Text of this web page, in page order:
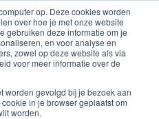
op. Deze cookies worden
over hoe je met onze website
gebruiken deze informatie om je
en voor analyse en
zowel op deze website als via
voor meer informatie over de
worden gevolgd bij je bezoek aan
in je browser geplaatst om
worden.
Inloggen account